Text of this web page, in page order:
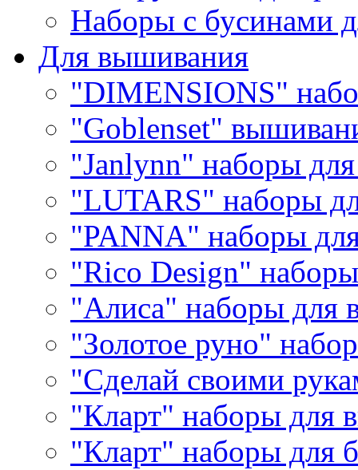
Наборы с бусинами
Для вышивания
"DIMENSIONS"
"Goblenset"
"Janlynn" наборы
"LUTARS" наборы
"PANNA" наборы
"Rico Design"
"Алиса" наборы для
"Золотое руно"
"Сделай своими
"Кларт" наборы для
"Кларт" наборы для